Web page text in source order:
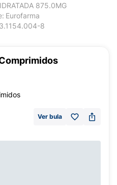
875.0MG
Eurofarma
8
Ver bula